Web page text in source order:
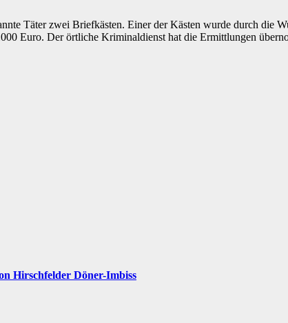
Täter zwei Briefkästen. Einer der Kästen wurde durch die
Euro. Der örtliche Kriminaldienst hat die Ermittlungen
Hirschfelder Döner-Imbiss